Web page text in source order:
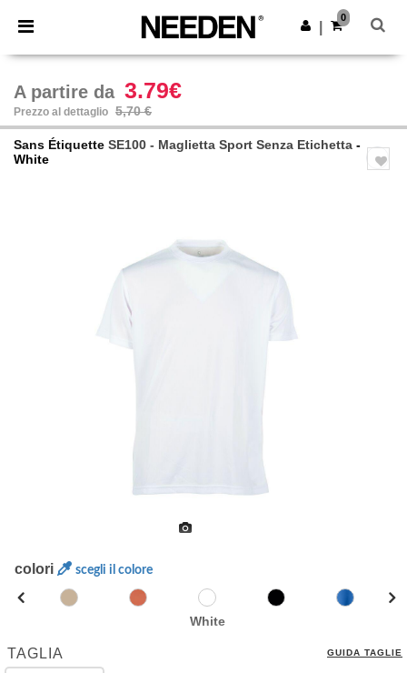
× App Needen
Prezzi migliori sull'app!
Scarica app
0
A partire da 3.79€
Prezzo al dettaglio 5,70 €
Sans Étiquette SE100 - Maglietta Sport Senza Etichetta -
White
colori scegli il colore
White
TAGLIA GUIDA TAGLIE